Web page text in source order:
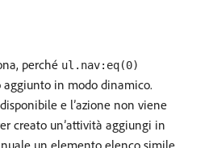
perché ul.nav:eq(0)
in modo dinamico.
e l’azione non viene
creato un’attività aggiungi in
un elemento elenco simile